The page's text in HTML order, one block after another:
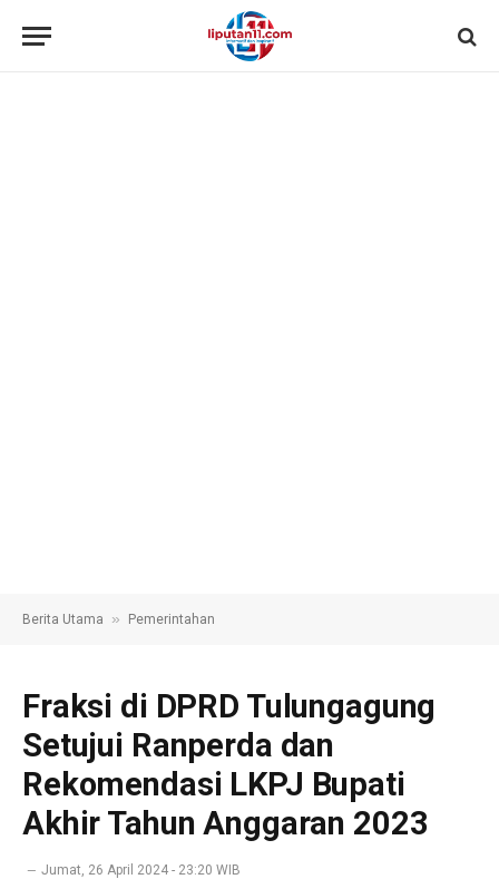
Berita Utama » Pemerintahan
Fraksi di DPRD Tulungagung
Setujui Ranperda dan
Rekomendasi LKPJ Bupati
Akhir Tahun Anggaran 2023
Jumat, 26 April 2024 - 23:20 WIB